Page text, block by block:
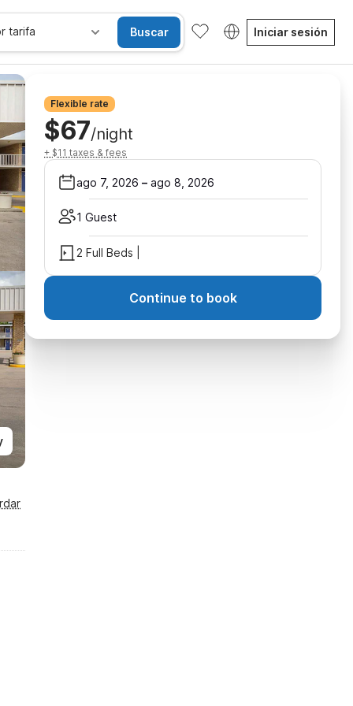
tarifa Buscar Iniciar sesión
Flexible rate
$67/night
+ $11 taxes & fees
ago 7, 2026 – ago 8, 2026
1 Guest
2 Full Beds |
Continue to book